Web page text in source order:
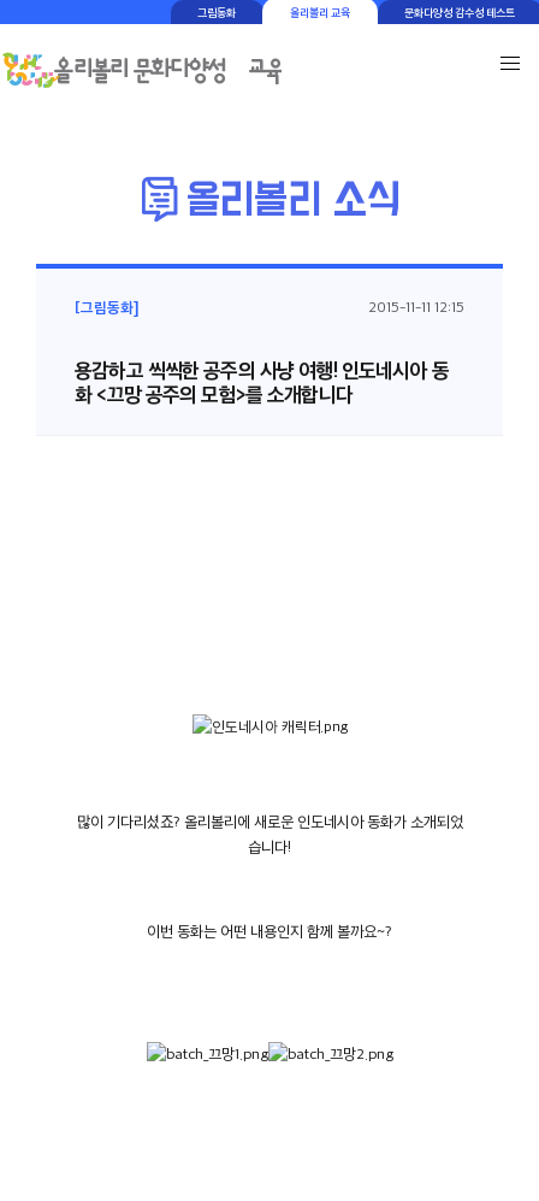
그림동화 올리볼리 교육 문화다양성 감수성 테스트
[그림동화] 2015-11-11 12:15
용감하고 씩씩한 공주의 사냥 여행! 인도네시아 동
화 <끄망 공주의 모험>를 소개합니다
많이 기다리셨죠? 올리볼리에 새로운 인도네시아 동화가 소개되었
습니다!
이번 동화는 어떤 내용인지 함께 볼까요~?